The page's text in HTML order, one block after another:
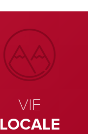
VIE
LOCALE